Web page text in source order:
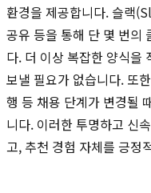
환경을 제공합니다. 슬랙
공유 등을 통해 단 몇 번의
다. 더 이상 복잡한 양식을
보낼 필요가 없습니다. 또
행 등 채용 단계가 변경될
니다. 이러한 투명하고 신
고, 추천 경험 자체를 긍정